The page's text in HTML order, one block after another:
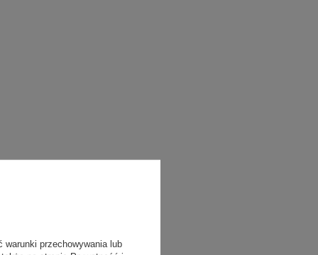
warunki przechowywania lub